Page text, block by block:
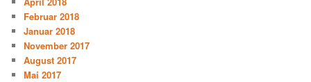
Februar 2018
Januar 2018
November 2017
August 2017
Mai 2017